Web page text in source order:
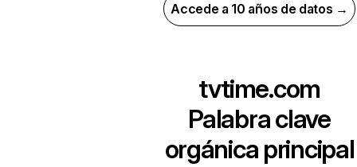
Accede a 10 años de datos →
tvtime.com
Palabra clave
orgánica principal